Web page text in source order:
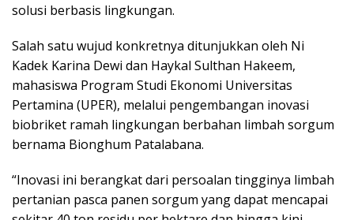
solusi berbasis lingkungan.
Salah satu wujud konkretnya ditunjukkan oleh Ni
Kadek Karina Dewi dan Haykal Sulthan Hakeem,
mahasiswa Program Studi Ekonomi Universitas
Pertamina (UPER), melalui pengembangan inovasi
biobriket ramah lingkungan berbahan limbah sorgum
bernama Bionghum Patalabana.
“Inovasi ini berangkat dari persoalan tingginya limbah
pertanian pasca panen sorgum yang dapat mencapai